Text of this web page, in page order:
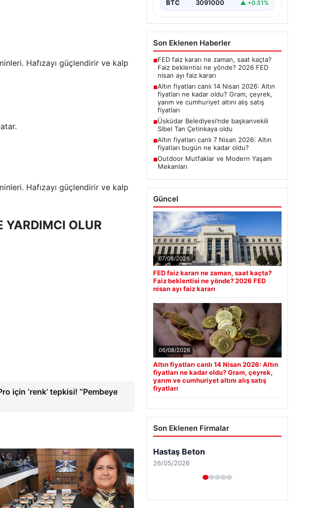
YARDIMCI OLUR
için ‘renk’ tepkisi! “Pembeye
BTC 3091000 ▲ +0.51%
Son Eklenen Haberler
■FED faiz kararı ne zaman, saat kaçta?
Faiz beklentisi ne yönde? 2026 FED
nisan ayı faiz kararı
■Altın fiyatları canlı 14 Nisan 2026: Altın
fiyatları ne kadar oldu? Gram, çeyrek,
yarım ve cumhuriyet altını alış satış
fiyatları
■Üsküdar Belediyesi’nde başkanvekili
Sibel Tan Çetinkaya oldu
■Altın fiyatları canlı 7 Nisan 2026: Altın
fiyatları bugün ne kadar oldu?
■Outdoor Mutfaklar ve Modern Yaşam
Mekanları
Güncel
07/08/2026
FED faiz kararı ne zaman, saat kaçta?
Faiz beklentisi ne yönde? 2026 FED
nisan ayı faiz kararı
06/08/2026
Altın fiyatları canlı 14 Nisan 2026: Altın
fiyatları ne kadar oldu? Gram, çeyrek,
yarım ve cumhuriyet altını alış satış
fiyatları
Son Eklenen Firmalar
Hastaş Beton
26/05/2026